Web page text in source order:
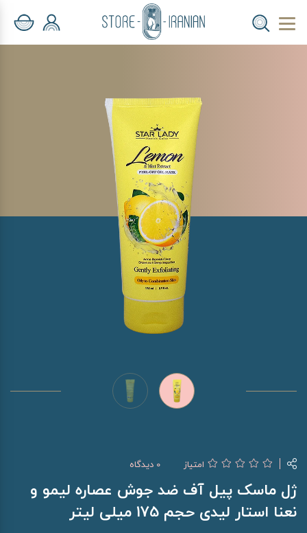
امتیاز 0 دیدگاه
ژل ماسک پیل آف ضد جوش عصاره لیمو و
نعنا استار لیدی حجم 175 میلی لیتر